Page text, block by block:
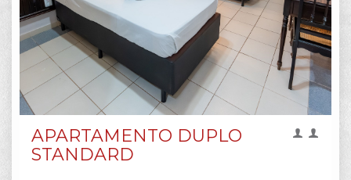
APARTAMENTO DUPLO
STANDARD